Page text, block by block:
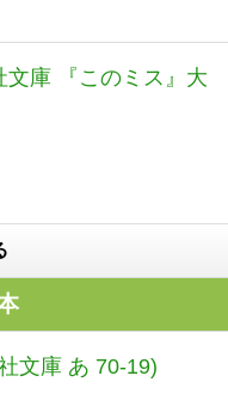
文庫 『このミス』大
文庫 あ 70-19)